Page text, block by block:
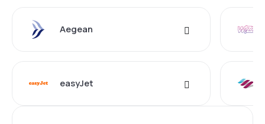
Aegean
easyJet